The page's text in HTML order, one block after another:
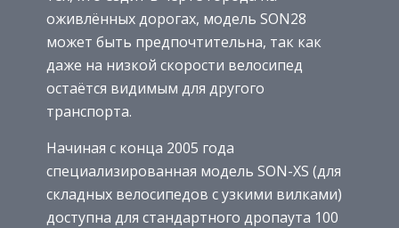
оживлённых дорогах, модель SON28
может быть предпочтительна, так как
даже на низкой скорости велосипед
остаётся видимым для другого
транспорта.
Начиная с конца 2005 года
специализированная модель SON-XS (для
складных велосипедов с узкими вилками)
доступна для стандартного дропаута 100